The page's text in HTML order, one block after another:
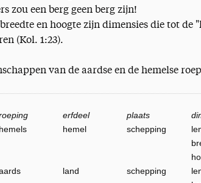
zou een berg geen berg zijn!
en hoogte zijn dimensies die tot de
(Kol. 1:23).
van de aardse en de hemelse
erfdeel plaats
hemels hemel schepping
land schepping